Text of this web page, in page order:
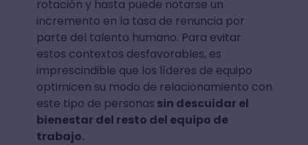
rotación y hasta puede notarse un
incremento en la tasa de renuncia por
parte del talento humano. Para evitar
estos contextos desfavorables, es
imprescindible que los líderes de equipo
optimicen su modo de relacionamiento con
este tipo de personas sin descuidar el
bienestar del resto del equipo de
trabajo.